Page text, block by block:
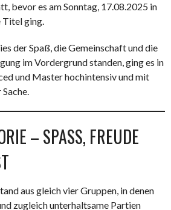
bevor es am Sonntag, 17.08.2025 in
Titel ging.
der Spaß, die Gemeinschaft und die
im Vordergrund standen, ging es in
und Master hochintensiv und mit
– SPASS, FREUDE U
aus gleich vier Gruppen, in denen
zugleich unterhaltsame Partien